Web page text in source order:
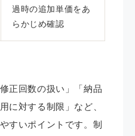
過時の追加単価をあ
らかじめ確認
正回数の扱い」「納品
に対する制限」など、
すいポイントです。制